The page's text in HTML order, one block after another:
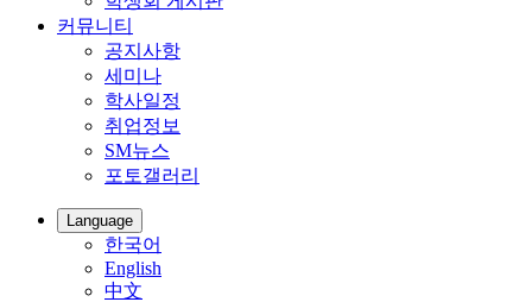
커뮤니티
공지사항
세미나
학사일정
취업정보
SM뉴스
포토갤러리
Language
한국어
English
中文